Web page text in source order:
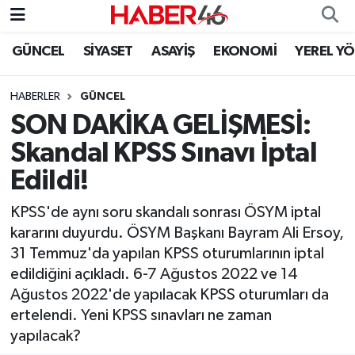
GÜNCEL SİYASET ASAYİŞ EKONOMİ YEREL
HABERLER GÜNCEL
SON DAKİKA GELİŞMESİ:
Skandal KPSS Sınavı İptal
Edildi!
KPSS'de aynı soru skandalı sonrası ÖSYM iptal
kararını duyurdu. ÖSYM Başkanı Bayram Ali Ersoy,
31 Temmuz'da yapılan KPSS oturumlarının iptal
edildiğini açıkladı. 6-7 Ağustos 2022 ve 14
Ağustos 2022'de yapılacak KPSS oturumları da
ertelendi. Yeni KPSS sınavları ne zaman
yapılacak?
GÜNCEL
SİYASET
EKONOMİ
SPOR
YAŞAM
TEKNOLOJİ
SAĞLIK
EĞİTİM
Nöbetçi Eczaneler
Hava Durumu
Kahramanmaraş Namaz Vakitleri
Trafik Durumu
Süper Lig Puan Durumu ve Fikstür
Tüm Manşetler
Son Dakika Haberleri
Haber Arşivi